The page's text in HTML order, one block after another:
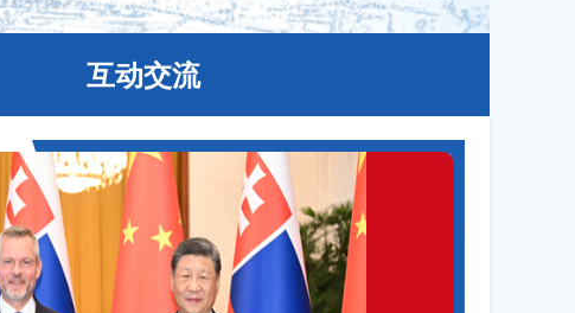
互动交流
域违法违规线索的公告 07-22
设施改造移交工作实施方案...